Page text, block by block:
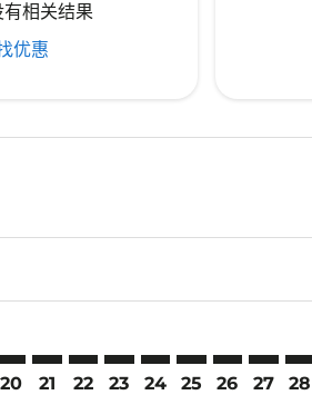
相关结果
优惠
20 21
HKT–HAN: cmp-view-offers-
22
HKT–HAN: cmp-view-
23
HKT–HAN: cmp-
24
HKT–HAN:
25 26 27 28